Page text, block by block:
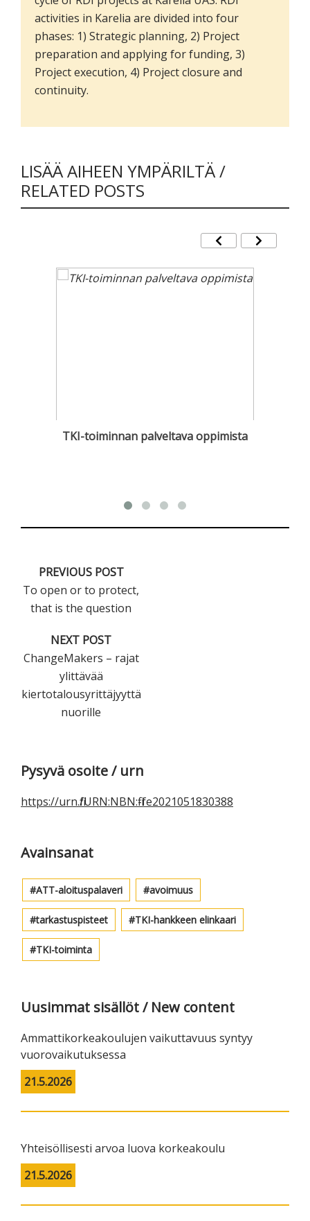
activities in Karelia are divided into four
phases: 1) Strategic planning, 2) Project
preparation and applying for funding, 3)
Project execution, 4) Project closure and
continuity.
LISÄÄ AIHEEN YMPÄRILTÄ /
RELATED POSTS
TKI-toiminnan palveltava oppimista
PREVIOUS POST
To open or to protect,
that is the question
NEXT POST
ChangeMakers – rajat
ylittävää
kiertotalousyrittäjyyttä
nuorille
Ensisijainen
sivupalkki
Pysyvä osoite / urn
https://urn.fi/URN:NBN:fi-fe2021051830388
Avainsanat
ATT-aloituspalaveri avoimuus
tarkastuspisteet TKI-hankkeen elinkaari
TKI-toiminta
Uusimmat sisällöt / New content
Ammattikorkeakoulujen vaikuttavuus syntyy
vuorovaikutuksessa
21.5.2026
Yhteisöllisesti arvoa luova korkeakoulu
21.5.2026